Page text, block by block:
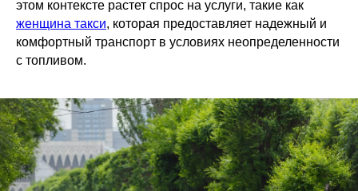
этом контексте растет спрос на услуги, такие как
женщина такси, которая предоставляет надежный и
комфортный транспорт в условиях неопределенности
с топливом.